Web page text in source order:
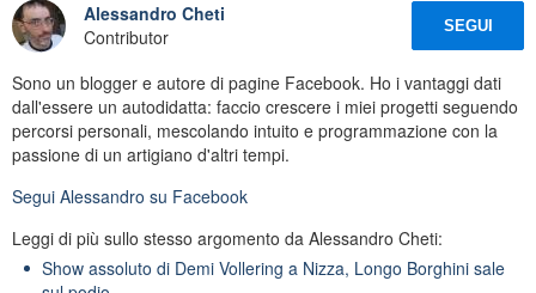
Alessandro Cheti
Contributor
SEGUI
Sono un blogger e autore di pagine Facebook. Ho i vantaggi dati
dall'essere un autodidatta: faccio crescere i miei progetti seguendo
percorsi personali, mescolando intuito e programmazione con la
passione di un artigiano d'altri tempi.
Segui Alessandro su Facebook
Leggi di più sullo stesso argomento da Alessandro Cheti:
Show assoluto di Demi Vollering a Nizza, Longo Borghini sale